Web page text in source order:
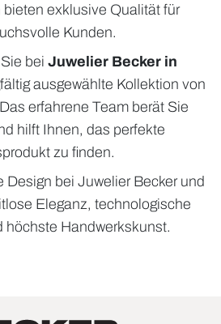
bieten exklusive Qualität für
Kunden.
bei Juwelier Becker in
ausgewählte Kollektion von
erfahrene Team berät Sie
hilft Ihnen, das perfekte
zu finden.
Design bei Juwelier Becker und
Eleganz, technologische
höchste Handwerkskunst.